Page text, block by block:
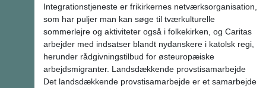
Integrationstjeneste er frikirkernes netværksorganisation,
som har puljer man kan søge til tværkulturelle
sommerlejre og aktiviteter også i folkekirken, og Caritas
arbejder med indsatser blandt nydanskere i katolsk regi,
herunder rådgivningstilbud for østeuropæiske
arbejdsmigranter. Landsdækkende provstisamarbejde
Det landsdækkende provstisamarbejde er et samarbejde